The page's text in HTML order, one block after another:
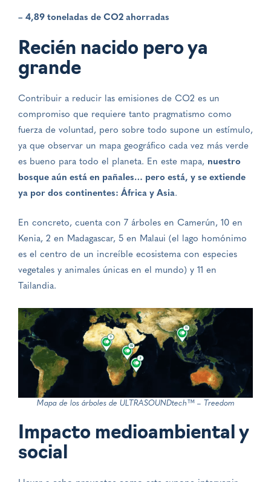
– 4,89 toneladas de CO2 ahorradas
Recién nacido pero ya
grande
Contribuir a reducir las emisiones de CO2 es un
compromiso que requiere tanto pragmatismo como
fuerza de voluntad, pero sobre todo supone un estímulo,
ya que observar un mapa geográfico cada vez más verde
es bueno para todo el planeta. En este mapa, nuestro
bosque aún está en pañales… pero está, y se extiende
ya por dos continentes: África y Asia.
En concreto, cuenta con 7 árboles en Camerún, 10 en
Kenia, 2 en Madagascar, 5 en Malaui (el lago homónimo
es el centro de un increíble ecosistema con especies
vegetales y animales únicas en el mundo) y 11 en
Tailandia.
Mapa de los árboles de ULTRASOUNDtech™ – Treedom
Impacto medioambiental y
social